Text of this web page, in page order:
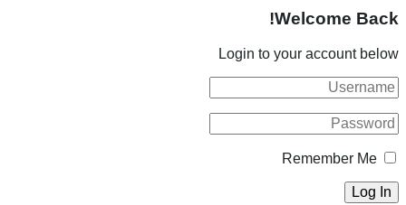
Welcome Back!
Login to your account below
Remember Me